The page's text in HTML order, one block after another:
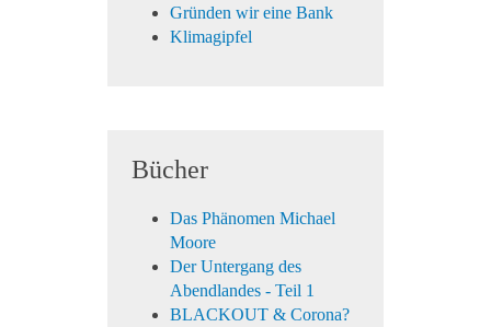
Gründen wir eine Bank
Klimagipfel
Bücher
Das Phänomen Michael
Moore
Der Untergang des
Abendlandes - Teil 1
BLACKOUT & Corona?